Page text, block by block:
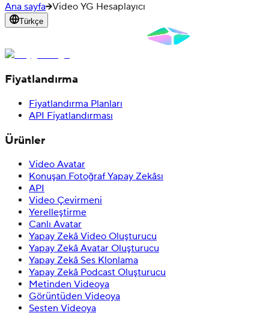
Ana sayfa Video YG Hesaplayıcı
Türkçe
Fiyatlandırma
Fiyatlandırma Planları
API Fiyatlandırması
Ürünler
Video Avatar
Konuşan Fotoğraf Yapay Zekâsı
API
Video Çevirmeni
Yerelleştirme
Canlı Avatar
Yapay Zekâ Video Oluşturucu
Yapay Zekâ Avatar Oluşturucu
Yapay Zekâ Ses Klonlama
Yapay Zekâ Podcast Oluşturucu
Metinden Videoya
Görüntüden Videoya
Sesten Videoya